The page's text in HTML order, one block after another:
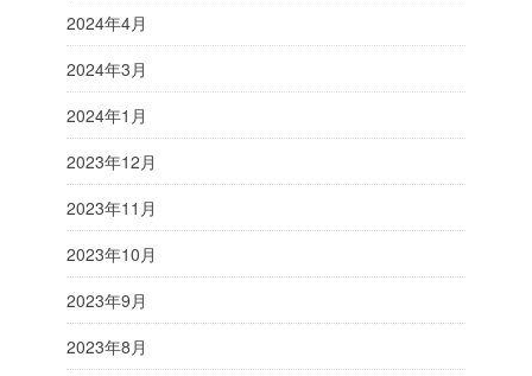
2024年4月
2024年3月
2024年1月
2023年12月
2023年11月
2023年10月
2023年9月
2023年8月